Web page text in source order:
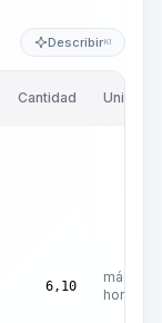
DescribirKI
Cantidad Unidad
6,10
hora